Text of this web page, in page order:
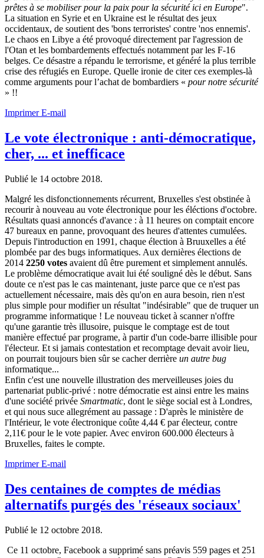
prêtes à se mobiliser pour la paix pour la sécurité ici en Europe".
La situation en Syrie et en Ukraine est le résultat des jeux
occidentaux, de soutient des 'bons terroristes' contre 'nos ennemis'.
Le chaos en Libye a été provoqué directement par l'agression de
l'Otan et les bombardements effectués notamment par les F-16
belges. Ce désastre a répandu le terrorisme, et généré la plus terrible
crise des réfugiés en Europe. Quelle ironie de citer ces exemples-là
comme arguments pour l’achat de bombardiers « pour notre sécurité
» !!
ImprimerE-mail
Le vote électronique : anti-démocratique,
cher, ... et inefficace
Publié le 14 octobre 2018.
Malgré les disfonctionnements récurrent, Bruxelles s'est obstinée à
recourir à nouveau au vote électronique pour les éléctions d'octobre.
Résultats quasi annoncés d'avance : à 11 heures on comptait encore
47 bureaux en panne, provoquant des heures d'attentes cumulées.
Depuis l'introduction en 1991, chaque élection à Bruuxelles a été
plombée par des bugs informatiques. Aux dernières élections de
2014 2250 votes avaient dû être purement et simplement annulés.
Le problème démocratique avait lui été souligné dès le début. Sans
doute ce n'est pas le cas maintenant, juste parce que ce n'est pas
actuellement nécessaire, mais dès qu'on en aura besoin, rien n'est
plus simple pour modifier un résultat "indésirable" que de truquer un
programme informatique ! Le nouveau ticket à scanner n'offre
qu'une garantie très illusoire, puisque le comptage est de tout
manière effectué par programe, à partir d'un code-barre illisible pour
l'électeur. Et si jamais contestation et recomptage devait avoir lieu,
on pourrait toujours bien sûr se cacher derrière un autre bug
informatique...
Enfin c'est une nouvelle illustration des merveilleuses joies du
partenariat public-privé : notre démocratie est ainsi entre les mains
d'une société privée Smartmatic, dont le siège social est à Londres,
et qui nous suce allegrément au passage : D'après le ministère de
l'Intérieur, le vote électronique coûte 4,44 € par électeur, contre
2,11€ pour le le vote papier. Avec environ 600.000 électeurs à
Bruxelles, faites le compte.
ImprimerE-mail
Des centaines de comptes de médias
alternatifs purgés des 'réseaux sociaux'
Publié le 12 octobre 2018.
Ce 11 octobre, Facebook a supprimé sans préavis 559 pages et 251